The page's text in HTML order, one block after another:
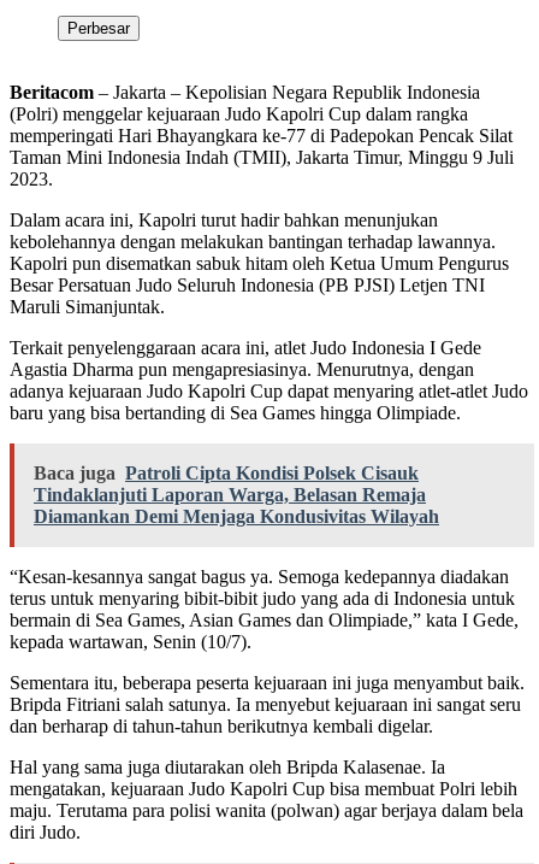
Perbesar
Beritacom – Jakarta – Kepolisian Negara Republik Indonesia
(Polri) menggelar kejuaraan Judo Kapolri Cup dalam rangka
memperingati Hari Bhayangkara ke-77 di Padepokan Pencak Silat
Taman Mini Indonesia Indah (TMII), Jakarta Timur, Minggu 9 Juli
2023.
Dalam acara ini, Kapolri turut hadir bahkan menunjukan
kebolehannya dengan melakukan bantingan terhadap lawannya.
Kapolri pun disematkan sabuk hitam oleh Ketua Umum Pengurus
Besar Persatuan Judo Seluruh Indonesia (PB PJSI) Letjen TNI
Maruli Simanjuntak.
Terkait penyelenggaraan acara ini, atlet Judo Indonesia I Gede
Agastia Dharma pun mengapresiasinya. Menurutnya, dengan
adanya kejuaraan Judo Kapolri Cup dapat menyaring atlet-atlet Judo
baru yang bisa bertanding di Sea Games hingga Olimpiade.
Baca juga Patroli Cipta Kondisi Polsek Cisauk
Tindaklanjuti Laporan Warga, Belasan Remaja
Diamankan Demi Menjaga Kondusivitas Wilayah
“Kesan-kesannya sangat bagus ya. Semoga kedepannya diadakan
terus untuk menyaring bibit-bibit judo yang ada di Indonesia untuk
bermain di Sea Games, Asian Games dan Olimpiade,” kata I Gede,
kepada wartawan, Senin (10/7).
Sementara itu, beberapa peserta kejuaraan ini juga menyambut baik.
Bripda Fitriani salah satunya. Ia menyebut kejuaraan ini sangat seru
dan berharap di tahun-tahun berikutnya kembali digelar.
Hal yang sama juga diutarakan oleh Bripda Kalasenae. Ia
mengatakan, kejuaraan Judo Kapolri Cup bisa membuat Polri lebih
maju. Terutama para polisi wanita (polwan) agar berjaya dalam bela
diri Judo.